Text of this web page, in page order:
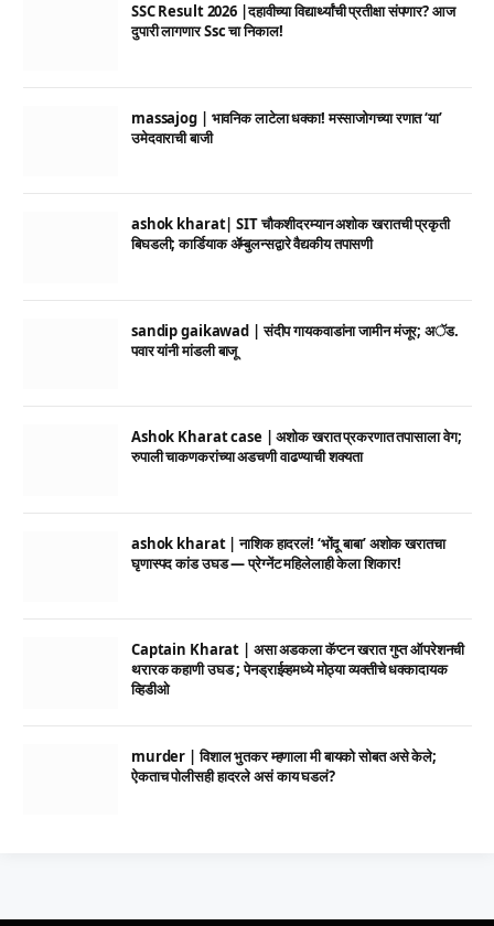
SSC Result 2026 |दहावीच्या विद्यार्थ्यांची प्रतीक्षा संपणार? आज
दुपारी लागणार Ssc चा निकाल!
massajog | भावनिक लाटेला धक्का! मस्साजोगच्या रणात ‘या’
उमेदवाराची बाजी
ashok kharat| SIT चौकशीदरम्यान अशोक खरातची प्रकृती
बिघडली; कार्डियाक ॲम्बुलन्सद्वारे वैद्यकीय तपासणी
sandip gaikawad | संदीप गायकवाडांना जामीन मंजूर; अॅड.
पवार यांनी मांडली बाजू
Ashok Kharat case | अशोक खरात प्रकरणात तपासाला वेग;
रुपाली चाकणकरांच्या अडचणी वाढण्याची शक्यता
ashok kharat | नाशिक हादरलं! ‘भोंदू बाबा’ अशोक खरातचा
घृणास्पद कांड उघड — प्रेग्नेंट महिलेलाही केला शिकार!
Captain Kharat | असा अडकला कॅप्टन खरात गुप्त ऑपरेशनची
थरारक कहाणी उघड ; पेनड्राईव्हमध्ये मोठ्या व्यक्तीचे धक्कादायक
व्हिडीओ
murder | विशाल भुतकर म्हणाला मी बायको सोबत असे केले;
ऐकताच पोलीसही हादरले असं काय घडलं?